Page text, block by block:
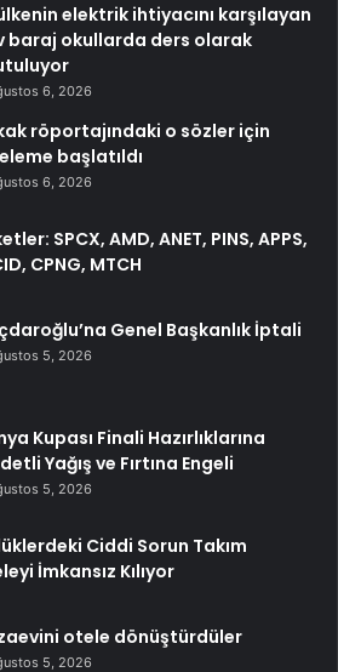
elektrik ihtiyacını karşılayan
baraj okullarda ders olarak
6, 2026
röportajındaki o sözler için
başlatıldı
6, 2026
SPCX, AMD, ANET, PINS, APPS,
CPNG, MTCH
Genel Başkanlık İptali
5, 2026
Kupası Finali Hazırlıklarına
Yağış ve Fırtına Engeli
5, 2026
Ciddi Sorun Takım
İmkansız Kılıyor
otele dönüştürdüler
5, 2026